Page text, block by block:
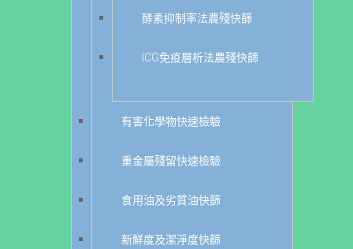
酵素抑制率法農殘快篩
ICG免疫層析法農殘快篩
有害化學物快速檢驗
重金屬殘留快速檢驗
食用油及劣質油快篩
新鮮度及潔淨度快篩